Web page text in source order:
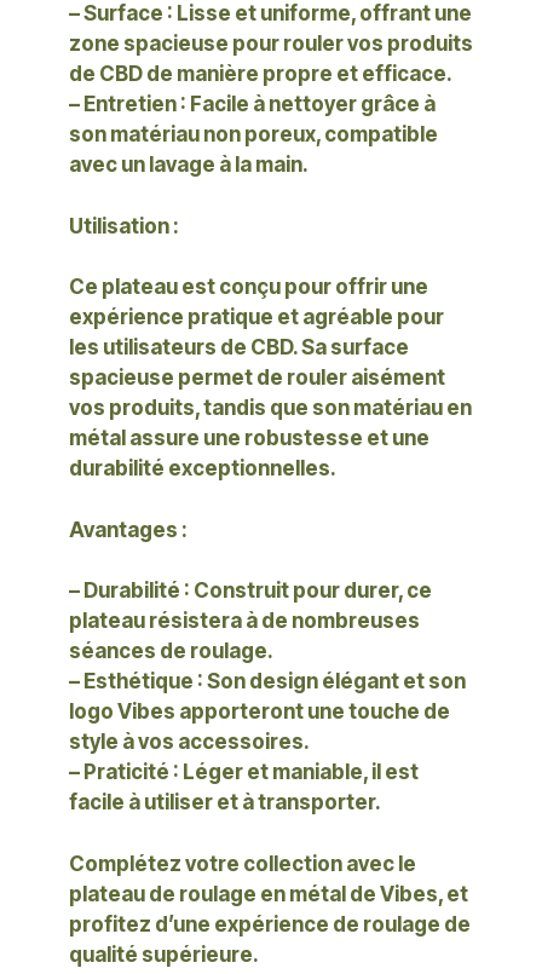
– Surface : Lisse et uniforme, offrant une
zone spacieuse pour rouler vos produits
de CBD de manière propre et efficace.
– Entretien : Facile à nettoyer grâce à
son matériau non poreux, compatible
avec un lavage à la main.
Utilisation :
Ce plateau est conçu pour offrir une
expérience pratique et agréable pour
les utilisateurs de CBD. Sa surface
spacieuse permet de rouler aisément
vos produits, tandis que son matériau en
métal assure une robustesse et une
durabilité exceptionnelles.
Avantages :
– Durabilité : Construit pour durer, ce
plateau résistera à de nombreuses
séances de roulage.
– Esthétique : Son design élégant et son
logo Vibes apporteront une touche de
style à vos accessoires.
– Praticité : Léger et maniable, il est
facile à utiliser et à transporter.
Complétez votre collection avec le
plateau de roulage en métal de Vibes, et
profitez d’une expérience de roulage de
qualité supérieure.